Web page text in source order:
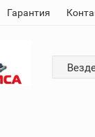
Гарантия